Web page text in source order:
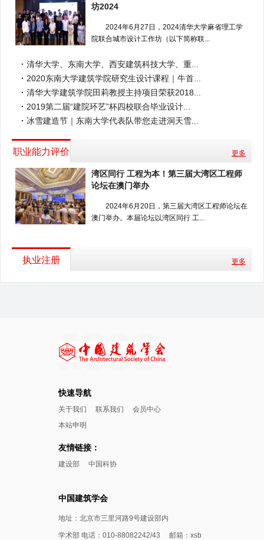
坊2024
2024年6月27日，2024清华大学麻省理工学
院联合城市设计工作坊（以下简称联...
· 清华大学、东南大学、西安建筑科技大学、重...
· 2020东南大学建筑学院研究生设计课程｜牛首...
· 清华大学建筑学院田莉教授主持项目荣获2018...
· 2019第二届“建院环艺”杯四校联合毕业设计...
· 冰雪建造节｜东南大学代表队带您走进洞天雪...
职业能力评价 更多
湾区同行 工程为本！第三届大湾区工程师
论坛在澳门举办
2024年6月20日，第三届大湾区工程师论坛在
澳门举办。本届论坛以湾区同行 工...
执业注册 更多
快速导航
关于我们 联系我们
会员中心
本站申明
友情链接：
建设部 中国科协
中国建筑学会
地址：北京市三里河路9号建设部内
学术部 电话：010-88082242/43 邮箱：xsb